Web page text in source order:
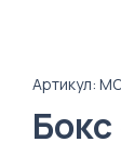
Артикул: